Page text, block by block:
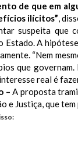
de que em
ilícitos”,
suspeita que
Estado. A
“Nem
que
real é
–A proposta
e Justiça, que